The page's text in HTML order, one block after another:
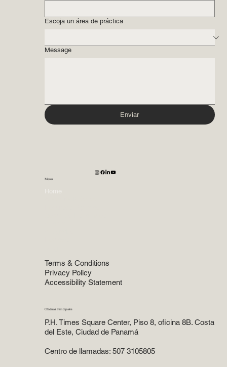
Escoja un área de práctica
Message
Enviar
Menu
Terms & Conditions
Privacy Policy
Accessibility Statement
Oficinas Principales
P.H. Times Square Center, Piso 8, oficina 8B. Costa
del Este, Ciudad de Panamá
Centro de llamadas: 507 3105805